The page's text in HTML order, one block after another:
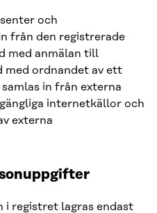
och
från den registrerade
med anmälan till
med ordnandet av ett
in från externa
internetkällor och
externa
i registret lagras endast